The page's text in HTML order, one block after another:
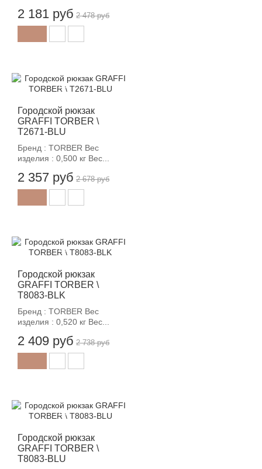
2 181 руб 2 478 руб
Городской рюкзак
GRAFFI TORBER \
T2671-BLU
Бренд : TORBER Вес
изделия : 0,500 кг Вес...
2 357 руб
-12%
2 678 руб
Городской рюкзак
GRAFFI TORBER \
T8083-BLK
Бренд : TORBER Вес
изделия : 0,520 кг Вес...
2 409 руб
-12%
2 738 руб
Городской рюкзак
GRAFFI TORBER \
T8083-BLU
-12%